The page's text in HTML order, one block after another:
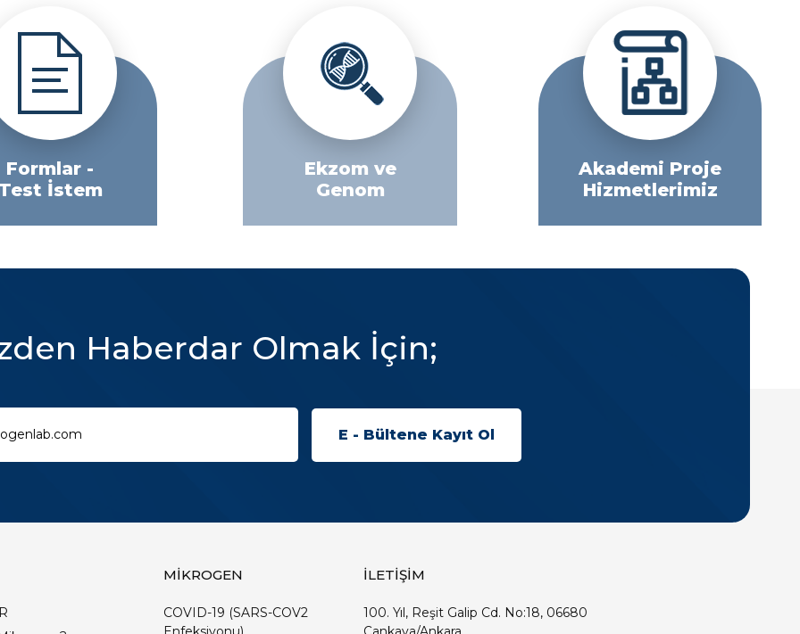
Formlar -
İstem
Ekzom ve
Genom
Akademi Proje
Hizmetlerimiz
Haberdar Olmak İçin;
MİKROGEN
COVID-19 (SARS-COV2
İLETİŞİM
100. Yıl, Reşit Galip Cd. No:18, 06680